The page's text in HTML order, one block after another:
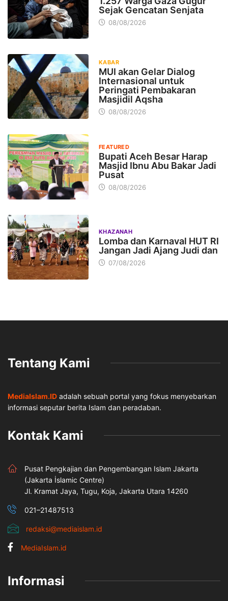
Sejak Gencatan Senjata
08/08/2026
KABAR
MUI akan Gelar Dialog
Internasional untuk
Peringati Pembakaran
Masjidil Aqsha
08/08/2026
FEATURED
Bupati Aceh Besar Harap
Masjid Ibnu Abu Bakar Jadi
Pusat
08/08/2026
KHAZANAH
Lomba dan Karnaval HUT RI
Jangan Jadi Ajang Judi dan
07/08/2026
Tentang Kami
MediaIslam.ID adalah sebuah portal yang fokus menyebarkan
informasi seputar berita Islam dan peradaban.
Kontak Kami
Pusat Pengkajian dan Pengembangan Islam Jakarta
(Jakarta İslamic Centre)
Jl. Kramat Jaya, Tugu, Koja, Jakarta Utara 14260
021–21487513
redaksi@mediaislam.id
MediaIslam.id
Informasi